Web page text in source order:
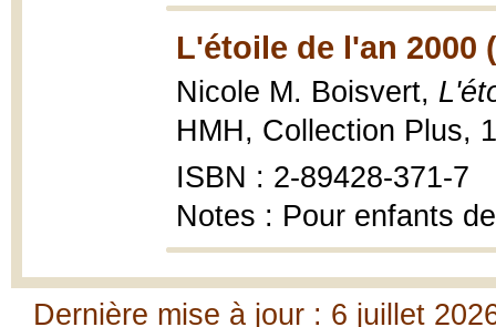
L'étoile de l'an 2000
Nicole M. Boisvert,
HMH, Collection Plus,
ISBN : 2-89428-371-7
Notes : Pour enfants
Dernière mise à jour : 6 juillet